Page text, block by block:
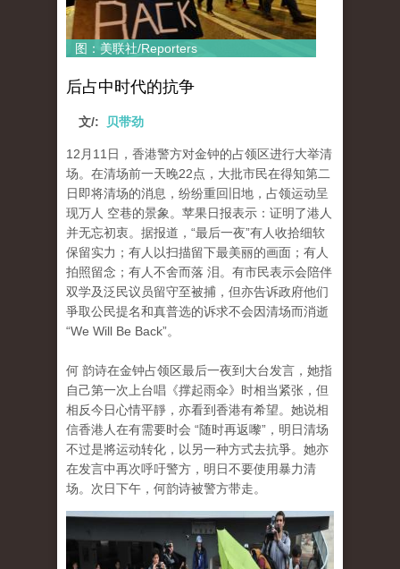
图：美联社/Reporters
后占中时代的抗争
文/: 贝带劲
12月11日，香港警方对金钟的占领区进行大举清
场。在清场前一天晚22点，大批市民在得知第二
日即将清场的消息，纷纷重回旧地，占领运动呈
现万人 空巷的景象。苹果日报表示：证明了港人
并无忘初衷。据报道，“最后一夜”有人收拾细软
保留实力；有人以扫描留下最美丽的画面；有人
拍照留念；有人不舍而落 泪。有市民表示会陪伴
双学及泛民议员留守至被捕，但亦告诉政府他们
爭取公民提名和真普选的诉求不会因清场而消逝
“We Will Be Back”。
何 韵诗在金钟占领区最后一夜到大台发言，她指
自己第一次上台唱《撑起雨伞》时相当紧张，但
相反今日心情平靜，亦看到香港有希望。她说相
信香港人在有需要时会 “随时再返嚟”，明日清场
不过是將运动转化，以另一种方式去抗爭。她亦
在发言中再次呼吁警方，明日不要使用暴力清
场。次日下午，何韵诗被警方带走。